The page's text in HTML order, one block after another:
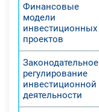
Финансовые
модели
инвестиционных
проектов
Законодательное
регулирование
инвестиционной
деятельности